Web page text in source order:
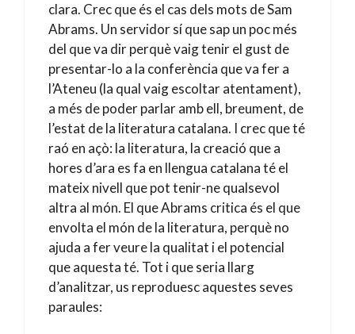
clara. Crec que és el cas dels mots de Sam
Abrams. Un servidor sí que sap un poc més
del que va dir perquè vaig tenir el gust de
presentar-lo a la conferència que va fer a
l’Ateneu (la qual vaig escoltar atentament),
a més de poder parlar amb ell, breument, de
l’estat de la literatura catalana. I crec que té
raó en açò: la literatura, la creació que a
hores d’ara es fa en llengua catalana té el
mateix nivell que pot tenir-ne qualsevol
altra al món. El que Abrams critica és el que
envolta el món de la literatura, perquè no
ajuda a fer veure la qualitat i el potencial
que aquesta té. Tot i que seria llarg
d’analitzar, us reproduesc aquestes seves
paraules: